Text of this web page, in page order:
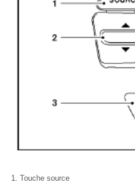
Touche source